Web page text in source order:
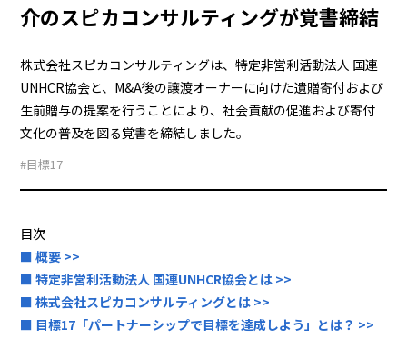
介のスピカコンサルティングが覚書締結
株式会社スピカコンサルティングは、特定非営利活動法人 国連
UNHCR協会と、M&A後の譲渡オーナーに向けた遺贈寄付および
生前贈与の提案を行うことにより、社会貢献の促進および寄付
文化の普及を図る覚書を締結しました。
#目標17
目次
■ 概要 >>
■ 特定非営利活動法人 国連UNHCR協会とは >>
■ 株式会社スピカコンサルティングとは >>
■ 目標17「パートナーシップで目標を達成しよう」とは？ >>